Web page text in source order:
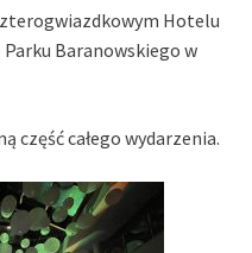
Hotelu
Baranowskiego w
część całego wydarzenia.